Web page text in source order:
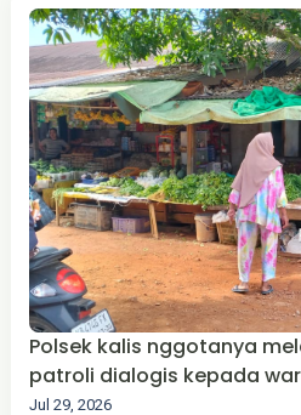
Polsek kalis nggotanya melaksanakan kegiatan
patroli dialogis kepada
Jul 29, 2026